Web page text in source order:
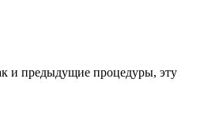
и предыдущие процедуры, эту